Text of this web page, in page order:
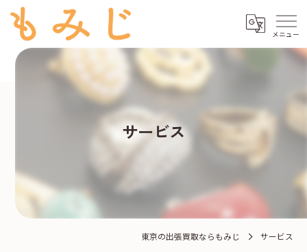
サービス
東京の出張買取ならもみじ サービス